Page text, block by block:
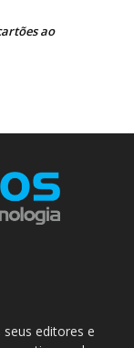
ao
editores e